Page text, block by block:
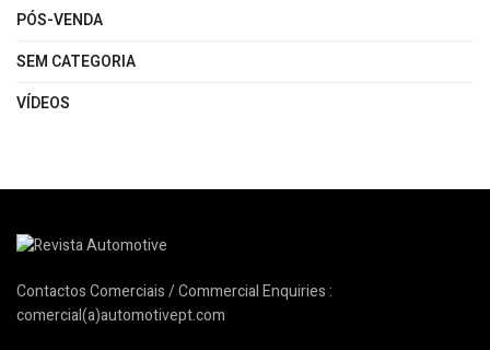
PÓS-VENDA
SEM CATEGORIA
VÍDEOS
Contactos Comerciais / Commercial Enquiries :
comercial(a)automotivept.com